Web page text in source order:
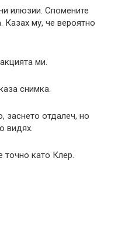
илюзии. Спомените
Казах му, че вероятно
ми.
снимка.
заснето отдалеч, но
видях.
точно като Клер.